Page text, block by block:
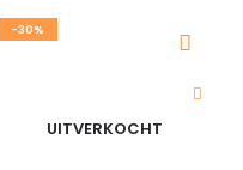
-30%
UITVERKOCHT